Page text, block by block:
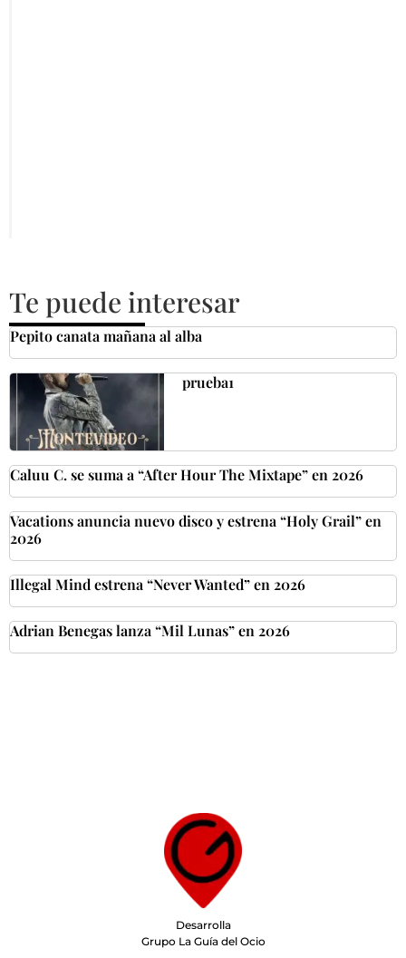
Te puede interesar
Pepito canata mañana al alba
prueba1
Caluu C. se suma a “After Hour The Mixtape” en 2026
Vacations anuncia nuevo disco y estrena “Holy Grail” en
2026
Illegal Mind estrena “Never Wanted” en 2026
Adrian Benegas lanza “Mil Lunas” en 2026
Desarrolla
Grupo La Guía del Ocio